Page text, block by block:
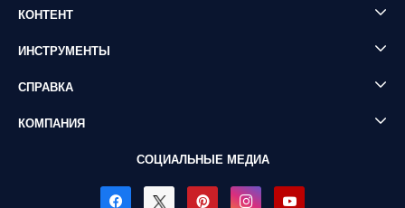
КОНТЕНТ
ИНСТРУМЕНТЫ
СПРАВКА
КОМПАНИЯ
СОЦИАЛЬНЫЕ МЕДИА